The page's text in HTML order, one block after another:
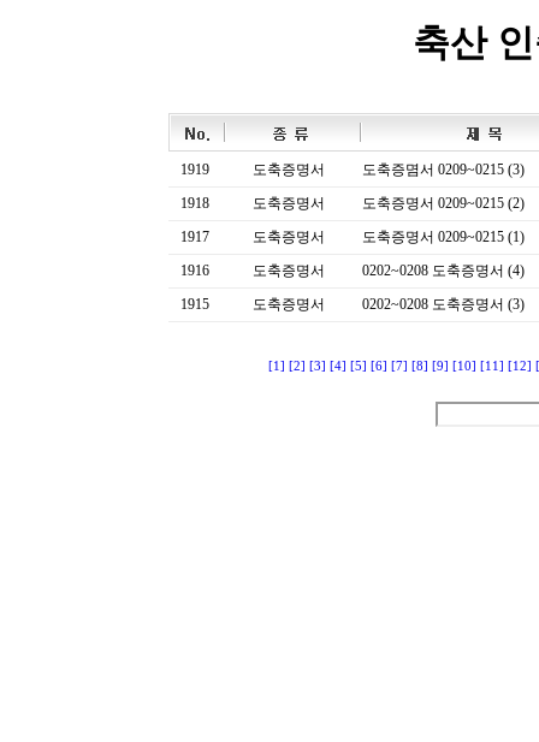
축산
1919 도축증명서
도축증몀서 0209~0215 (3)
1918
도축증명서
도축증명서 0209~0215 (2)
1917
도축증명서
도축증명서 0209~0215 (1)
1916
도축증명서
0202~0208 도축증명서 (4)
1915
도축증명서 0202~0208 도축증명서 (3)
[1] [2] [3] [4] [5] [6] [7] [8] [9] [10] [11] [12]